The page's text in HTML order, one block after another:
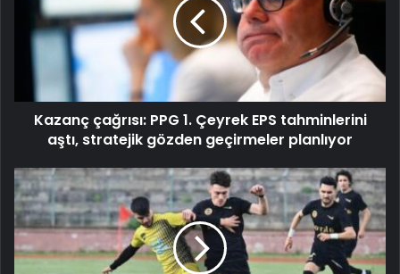
Kazanç çağrısı: PPG 1. Çeyrek EPS tahminlerini
aştı, stratejik gözden geçirmeler planlıyor